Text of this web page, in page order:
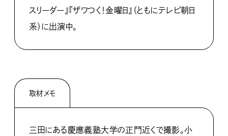
スリーダー』『ザワつく！金曜日』（ともにテレビ朝日
系）に出演中。
取材メモ
三田にある慶應義塾大学の正門近くで撮影。小